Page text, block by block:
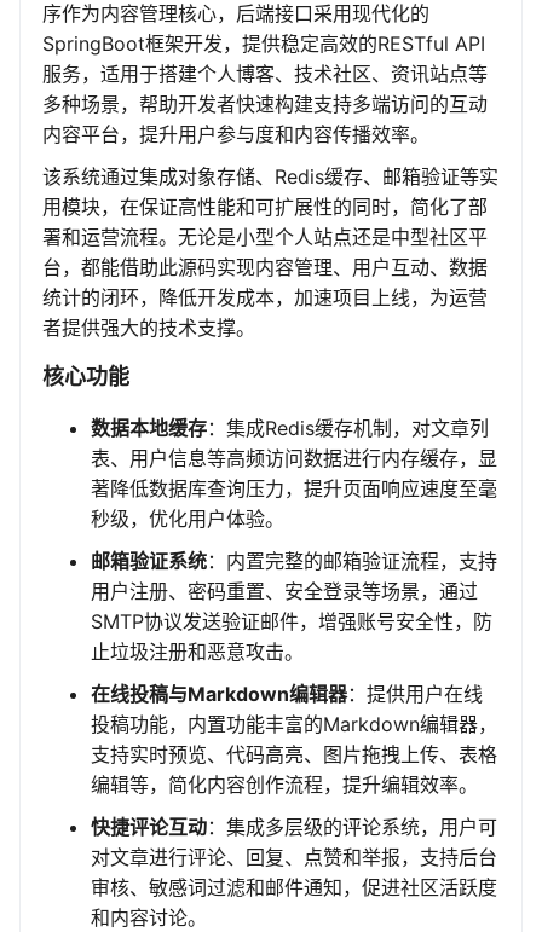
序作为内容管理核心，后端接口采用现代化的
SpringBoot框架开发，提供稳定高效的RESTful API
服务，适用于搭建个人博客、技术社区、资讯站点等
多种场景，帮助开发者快速构建支持多端访问的互动
内容平台，提升用户参与度和内容传播效率。
该系统通过集成对象存储、Redis缓存、邮箱验证等实
用模块，在保证高性能和可扩展性的同时，简化了部
署和运营流程。无论是小型个人站点还是中型社区平
台，都能借助此源码实现内容管理、用户互动、数据
统计的闭环，降低开发成本，加速项目上线，为运营
者提供强大的技术支撑。
核心功能
数据本地缓存：集成Redis缓存机制，对文章列
表、用户信息等高频访问数据进行内存缓存，显
著降低数据库查询压力，提升页面响应速度至毫
秒级，优化用户体验。
邮箱验证系统：内置完整的邮箱验证流程，支持
用户注册、密码重置、安全登录等场景，通过
SMTP协议发送验证邮件，增强账号安全性，防
止垃圾注册和恶意攻击。
在线投稿与Markdown编辑器：提供用户在线
投稿功能，内置功能丰富的Markdown编辑器，
支持实时预览、代码高亮、图片拖拽上传、表格
编辑等，简化内容创作流程，提升编辑效率。
快捷评论互动：集成多层级的评论系统，用户可
对文章进行评论、回复、点赞和举报，支持后台
审核、敏感词过滤和邮件通知，促进社区活跃度
和内容讨论。